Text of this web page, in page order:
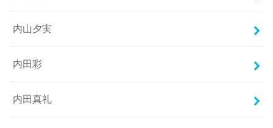
内山夕実
内田彩
内田真礼